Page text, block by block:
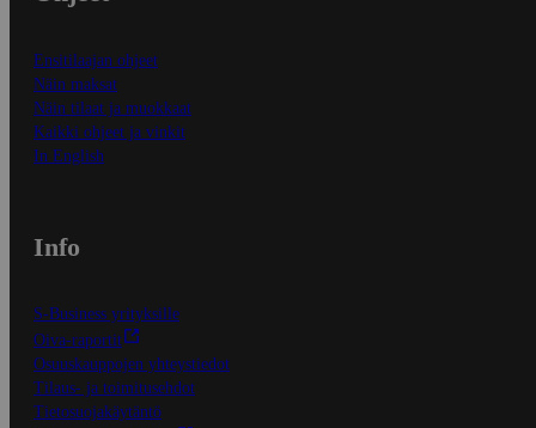
Ensitilaajan ohjeet
Näin maksat
Näin tilaat ja muokkaat
Kaikki ohjeet ja vinkit
In English
Info
S-Business yrityksille
Oiva-raportit
Osuuskauppojen yhteystiedot
Tilaus- ja toimitusehdot
Tietosuojakäytäntö